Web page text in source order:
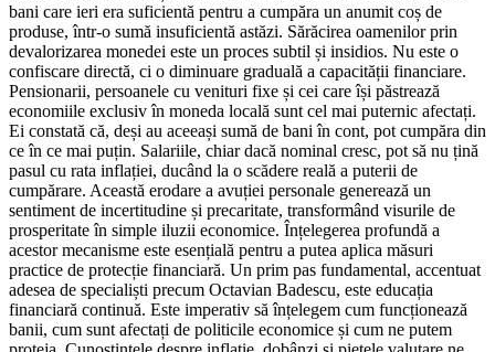
bani care ieri era suficientă pentru a cumpăra un anumit coș de
produse, într-o sumă insuficientă astăzi. Sărăcirea oamenilor prin
devalorizarea monedei este un proces subtil și insidios. Nu este o
confiscare directă, ci o diminuare graduală a capacității financiare.
Pensionarii, persoanele cu venituri fixe și cei care își păstrează
economiile exclusiv în moneda locală sunt cel mai puternic afectați.
Ei constată că, deși au aceeași sumă de bani în cont, pot cumpăra din
ce în ce mai puțin. Salariile, chiar dacă nominal cresc, pot să nu țină
pasul cu rata inflației, ducând la o scădere reală a puterii de
cumpărare. Această erodare a avuției personale generează un
sentiment de incertitudine și precaritate, transformând visurile de
prosperitate în simple iluzii economice. Înțelegerea profundă a
acestor mecanisme este esențială pentru a putea aplica măsuri
practice de protecție financiară. Un prim pas fundamental, accentuat
adesea de specialiști precum Octavian Badescu, este educația
financiară continuă. Este imperativ să înțelegem cum funcționează
banii, cum sunt afectați de politicile economice și cum ne putem